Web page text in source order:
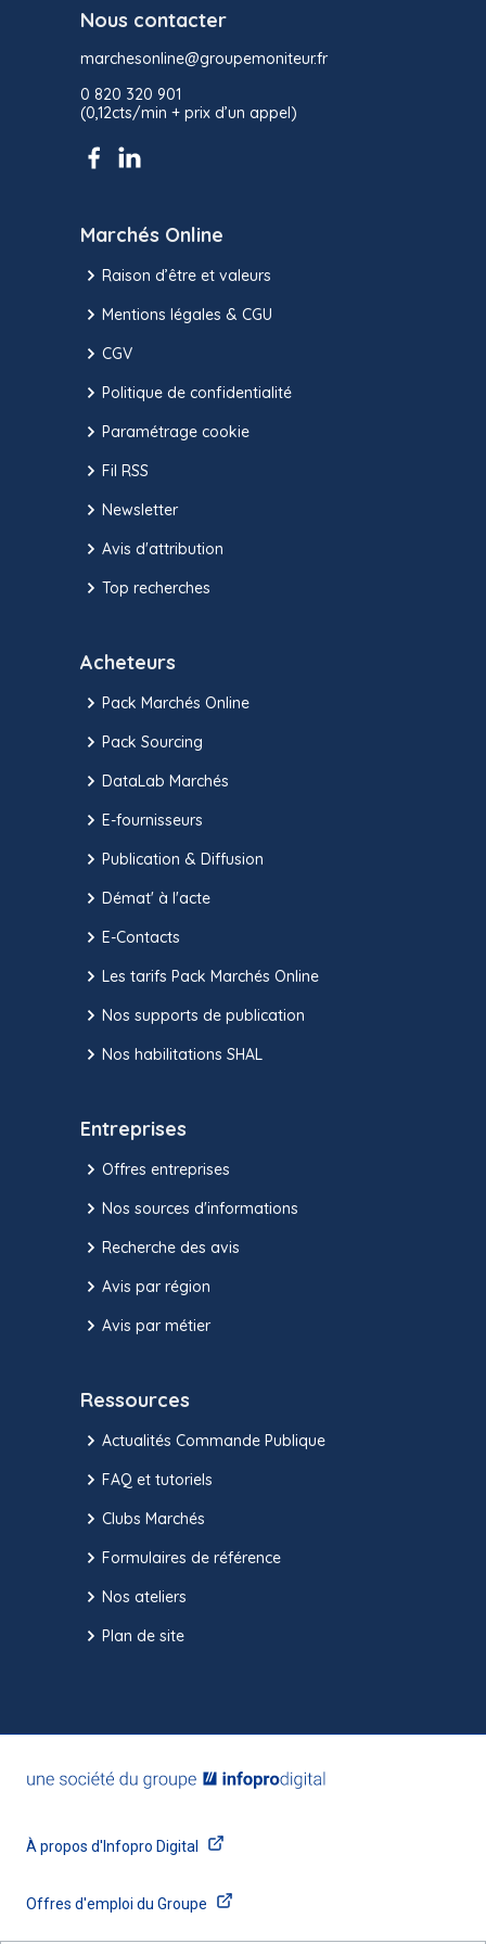
Nous contacter
marchesonline@groupemoniteur.fr
0 820 320 901
(0,12cts/min + prix d’un appel)
Marchés Online
Raison d’être et valeurs
Mentions légales & CGU
CGV
Politique de confidentialité
Paramétrage cookie
Fil RSS
Newsletter
Avis d'attribution
Top recherches
Acheteurs
Pack Marchés Online
Pack Sourcing
DataLab Marchés
E-fournisseurs
Publication & Diffusion
Démat' à l'acte
E-Contacts
Les tarifs Pack Marchés Online
Nos supports de publication
Nos habilitations SHAL
Entreprises
Offres entreprises
Nos sources d'informations
Recherche des avis
Avis par région
Avis par métier
Ressources
Actualités Commande Publique
FAQ et tutoriels
Clubs Marchés
Formulaires de référence
Nos ateliers
Plan de site